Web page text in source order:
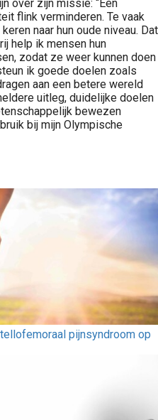
over zijn missie: “Een
flink verminderen. Te vaak
naar hun oude niveau. Dat
help ik mensen hun
zodat ze weer kunnen doen
ik goede doelen zoals
aan een betere wereld
uitleg, duidelijke doelen
bewezen
bij mijn Olympische
pijnsyndroom op